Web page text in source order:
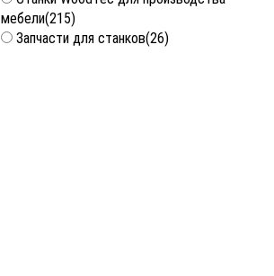
мебели(215)
Запчасти для станков(26)